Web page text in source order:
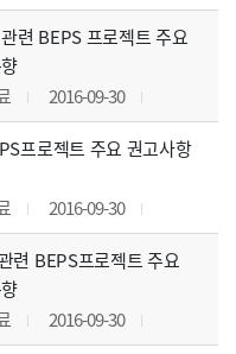
련 BEPS 프로젝트 주요
2016-09-30
프로젝트 주요 권고사항
2016-09-30
련 BEPS프로젝트 주요
2016-09-30